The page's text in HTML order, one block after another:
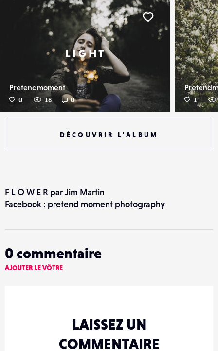
L I G H T
Pretendmoment
0 18 0
Liker
1
DÉCOUVRIR L'ALBUM
F L O W E R par Jim Martin
Facebook : pretend moment photography
0 commentaire
AJOUTER LE VÔTRE
LAISSEZ UN
COMMENTAIRE